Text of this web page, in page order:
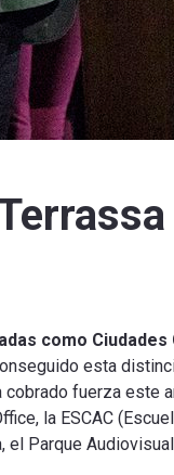
como Ciudades
esta
fuerza este
la ESCAC
Parque